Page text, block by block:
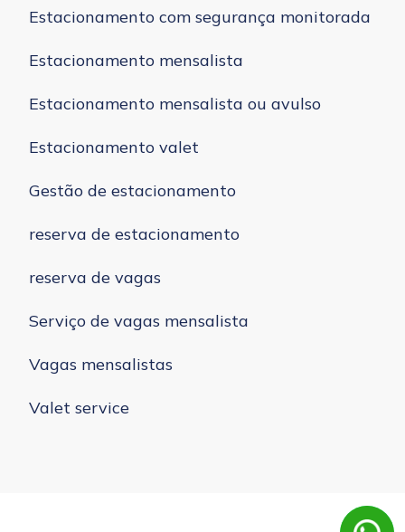
Estacionamento com segurança monitorada
Estacionamento mensalista
Estacionamento mensalista ou avulso
Estacionamento valet
Gestão de estacionamento
reserva de estacionamento
reserva de vagas
Serviço de vagas mensalista
Vagas mensalistas
Valet service